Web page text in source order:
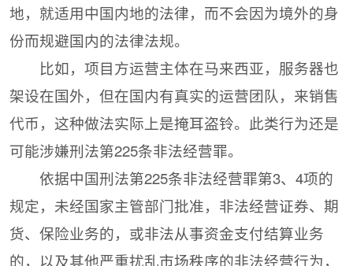
地，就适用中国内地的法律，而不会因为境外的身
份而规避国内的法律法规。
比如，项目方运营主体在马来西亚，服务器也
架设在国外，但在国内有真实的运营团队，来销售
代币，这种做法实际上是掩耳盗铃。此类行为还是
可能涉嫌刑法第225条非法经营罪。
依据中国刑法第225条非法经营罪第3、4项的
规定，未经国家主管部门批准，非法经营证券、期
货、保险业务的，或非法从事资金支付结算业务
的，以及其他严重扰乱市场秩序的非法经营行为，